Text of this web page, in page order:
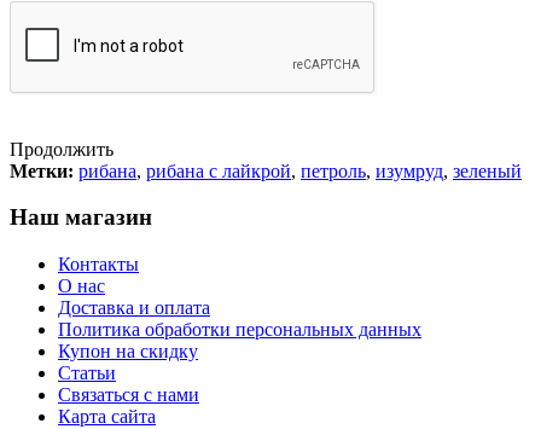
Продолжить
Метки: рибана, рибана с лайкрой, петроль, изумруд, зеленый
Наш магазин
Контакты
О нас
Доставка и оплата
Политика обработки персональных данных
Купон на скидку
Статьи
Связаться с нами
Карта сайта